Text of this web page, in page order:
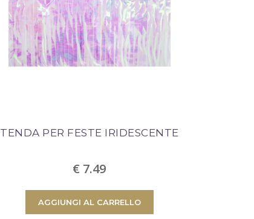
TENDA PER FESTE IRIDESCENTE
€ 7.49
AGGIUNGI AL CARRELLO